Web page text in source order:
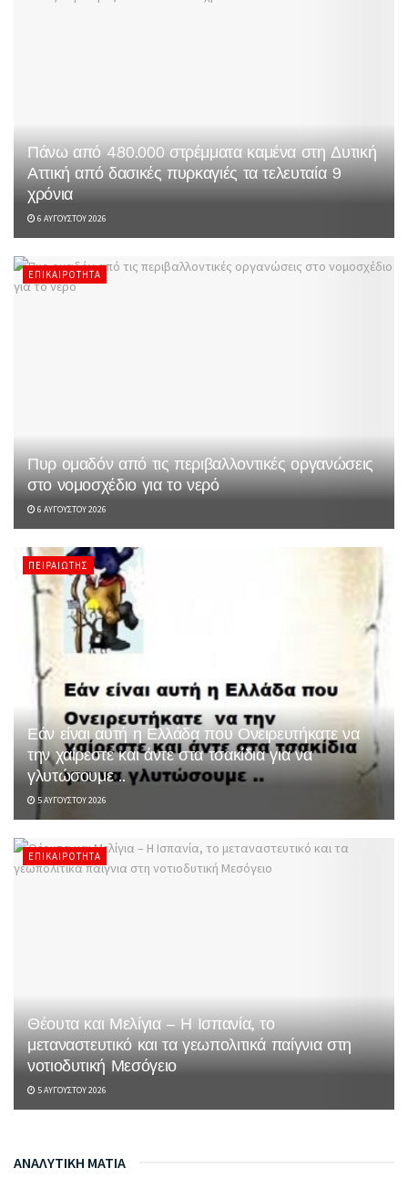
Πάνω από 480.000 στρέμματα καμένα στη Δυτική
Αττική από δασικές πυρκαγιές τα τελευταία 9
χρόνια
6 ΑΥΓΟΎΣΤΟΥ 2026
ΕΠΙΚΑΙΡΌΤΗΤΑ
Πυρ ομαδόν από τις περιβαλλοντικές οργανώσεις
στο νομοσχέδιο για το νερό
6 ΑΥΓΟΎΣΤΟΥ 2026
ΠΕΙΡΑΙΏΤΗΣ
Εάν είναι αυτή η Ελλάδα που Ονειρευτήκατε να
την χαίρεστε και άντε στα τσακίδια για να
γλυτώσουμε ..
5 ΑΥΓΟΎΣΤΟΥ 2026
ΕΠΙΚΑΙΡΌΤΗΤΑ
Θέουτα και Μελίγια – Η Ισπανία, το
μεταναστευτικό και τα γεωπολιτικά παίγνια στη
νοτιοδυτική Μεσόγειο
5 ΑΥΓΟΎΣΤΟΥ 2026
ΑΝΑΛΥΤΙΚΗ ΜΑΤΙΑ